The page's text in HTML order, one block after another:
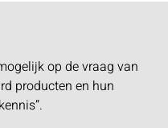
op de vraag van
producten en hun